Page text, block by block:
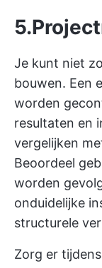
5.
Je kunt niet
bouwen. Een
worden
resultaten en
vergelijken
Beoordeel
worden
onduidelijke
structurele
Zorg er